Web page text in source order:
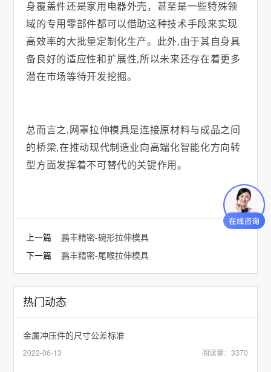
身覆盖件还是家用电器外壳，甚至是一些特殊领
域的专用零部件都可以借助这种技术手段来实现
高效率的大批量定制化生产。此外,由于其自身具
备良好的适应性和扩展性,所以未来还存在着更多
潜在市场等待开发挖掘。
总而言之 , 网罩拉伸模具是连接原材料与成品之间
的桥梁,在推动现代制造业向高端化智能化方向转
型方面发挥着不可替代的关键作用。
上一篇鹏丰精密-碗形拉伸模具
下一篇鹏丰精密-尾喉拉伸模具
热门动态
金属冲压件的尺寸公差标准
2022-06-13 阅读量：3370